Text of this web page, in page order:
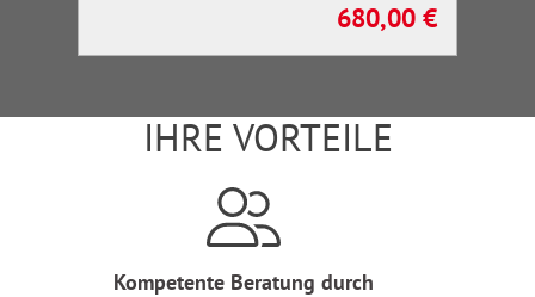
Regulärer Preis:
680,00 €
IHRE VORTEILE
Kompetente Beratung durch